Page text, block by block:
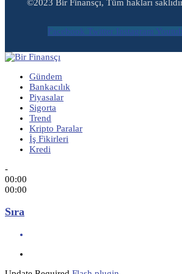
©2023 Bir Finansçı, Tüm hakları
Facebook Twitter Instagram
Gündem
Bankacılık
Piyasalar
Sigorta
Trend
Kripto Paralar
İş Fikirleri
Kredi
-
00:00
00:00
Sıra